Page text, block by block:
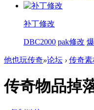
补丁修改
DBC2000 pak修改
他也玩传奇»论坛 › 传奇素
传奇物品掉